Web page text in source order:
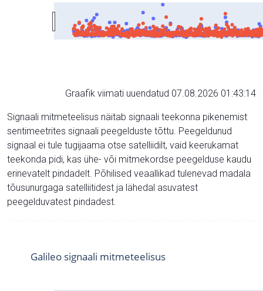
Graafik viimati uuendatud 07.08.2026 01:43:14
Signaali mitmeteelisus näitab signaali teekonna pikenemist
sentimeetrites signaali peegelduste tõttu. Peegeldunud
signaal ei tule tugijaama otse satelliidilt, vaid keerukamat
teekonda pidi, kas ühe- või mitmekordse peegelduse kaudu
erinevatelt pindadelt. Põhilised veaallikad tulenevad madala
tõusunurgaga satelliitidest ja lähedal asuvatest
peegelduvatest pindadest.
Galileo signaali mitmeteelisus